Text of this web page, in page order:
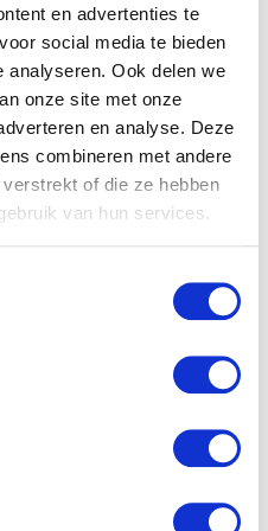
en advertenties te
social media te bieden
analyseren. Ook delen we
onze site met onze
en analyse. Deze
combineren met andere
of die ze hebben
van hun services.
waarom veel
een beetje populair,
magneet! Meer bezoekers
en dus meer klanten.
in jouw blog met
podium voor
iemand met een. Binnen elke
die veelbesproken worden,
toont jouw passie voor wat